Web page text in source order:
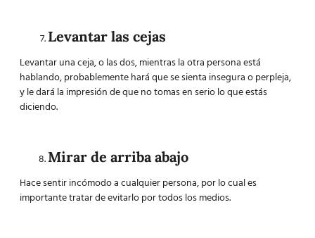
Levantar las cejas
Levantar una ceja, o las dos, mientras la otra persona está
hablando, probablemente hará que se sienta insegura o perpleja,
y le dará la impresión de que no tomas en serio lo que estás
diciendo.
Mirar de arriba abajo
Hace sentir incómodo a cualquier persona, por lo cual es
importante tratar de evitarlo por todos los medios.